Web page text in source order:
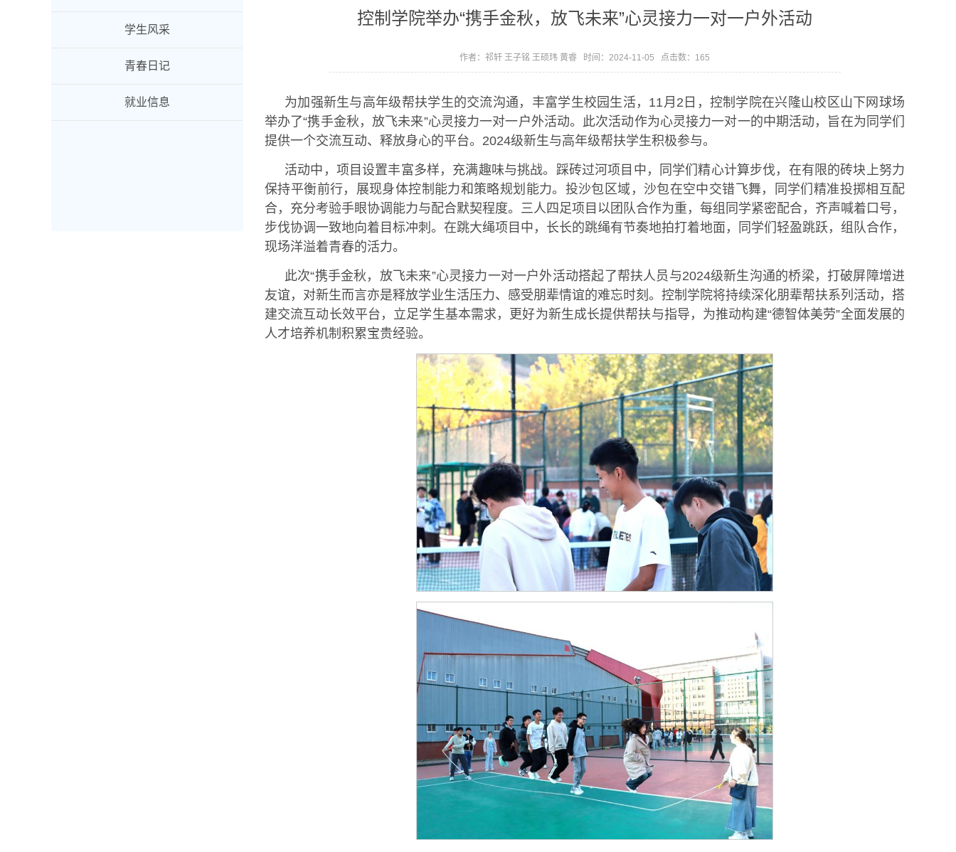
学生风采
青春日记
就业信息
控制学院举办“携手金秋，放飞未来”心灵接力一对一户外活动
作者：祁轩 王子铭 王硕玮 黄睿 时间：2024-11-05 点击数： 165
为加强新生与高年级帮扶学生的交流沟通，丰富学生校园生活，11月2日，控制学院在兴隆山校区山下网球场
举办了“携手金秋，放飞未来”心灵接力一对一户外活动。此次活动作为心灵接力一对一的中期活动，旨在为同学们
提供一个交流互动、释放身心的平台。2024级新生与高年级帮扶学生积极参与。
活动中，项目设置丰富多样，充满趣味与挑战。踩砖过河项目中，同学们精心计算步伐，在有限的砖块上努力
保持平衡前行，展现身体控制能力和策略规划能力。投沙包区域，沙包在空中交错飞舞，同学们精准投掷相互配
合，充分考验手眼协调能力与配合默契程度。三人四足项目以团队合作为重，每组同学紧密配合，齐声喊着口号，
步伐协调一致地向着目标冲刺。在跳大绳项目中，长长的跳绳有节奏地拍打着地面，同学们轻盈跳跃，组队合作，
现场洋溢着青春的活力。
此次“携手金秋，放飞未来”心灵接力一对一户外活动搭起了帮扶人员与2024级新生沟通的桥梁，打破屏障增进
友谊，对新生而言亦是释放学业生活压力、感受朋辈情谊的难忘时刻。控制学院将持续深化朋辈帮扶系列活动，搭
建交流互动长效平台，立足学生基本需求，更好为新生成长提供帮扶与指导，为推动构建“德智体美劳”全面发展的
人才培养机制积累宝贵经验。